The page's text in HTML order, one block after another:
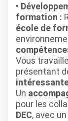
formation :
école de
Vous
présentant
Un
pour les
DEC, avec